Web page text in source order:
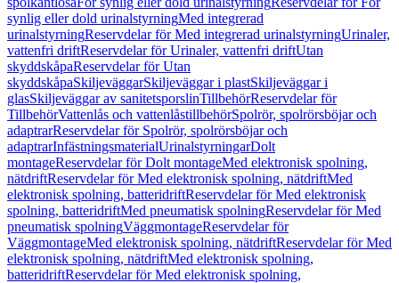
synlig eller dold urinalstyrningMed integrerad
urinalstyrningReservdelar för Med integrerad urinalstyrningUrinaler,
vattenfri driftReservdelar för Urinaler, vattenfri driftUtan
skyddskåpaReservdelar för Utan
skyddskåpaSkiljeväggarSkiljeväggar i plastSkiljeväggar i
glasSkiljeväggar av sanitetsporslinTillbehörReservdelar för
TillbehörVattenlås och vattenlåstillbehörSpolrör, spolrörsböjar och
adaptrarReservdelar för Spolrör, spolrörsböjar och
adaptrarInfästningsmaterialUrinalstyrningarDolt
montageReservdelar för Dolt montageMed elektronisk spolning,
nätdriftReservdelar för Med elektronisk spolning, nätdriftMed
elektronisk spolning, batteridriftReservdelar för Med elektronisk
spolning, batteridriftMed pneumatisk spolningReservdelar för Med
pneumatisk spolningVäggmontageReservdelar för
VäggmontageMed elektronisk spolning, nätdriftReservdelar för Med
elektronisk spolning, nätdriftMed elektronisk spolning,
batteridriftReservdelar för Med elektronisk spolning,